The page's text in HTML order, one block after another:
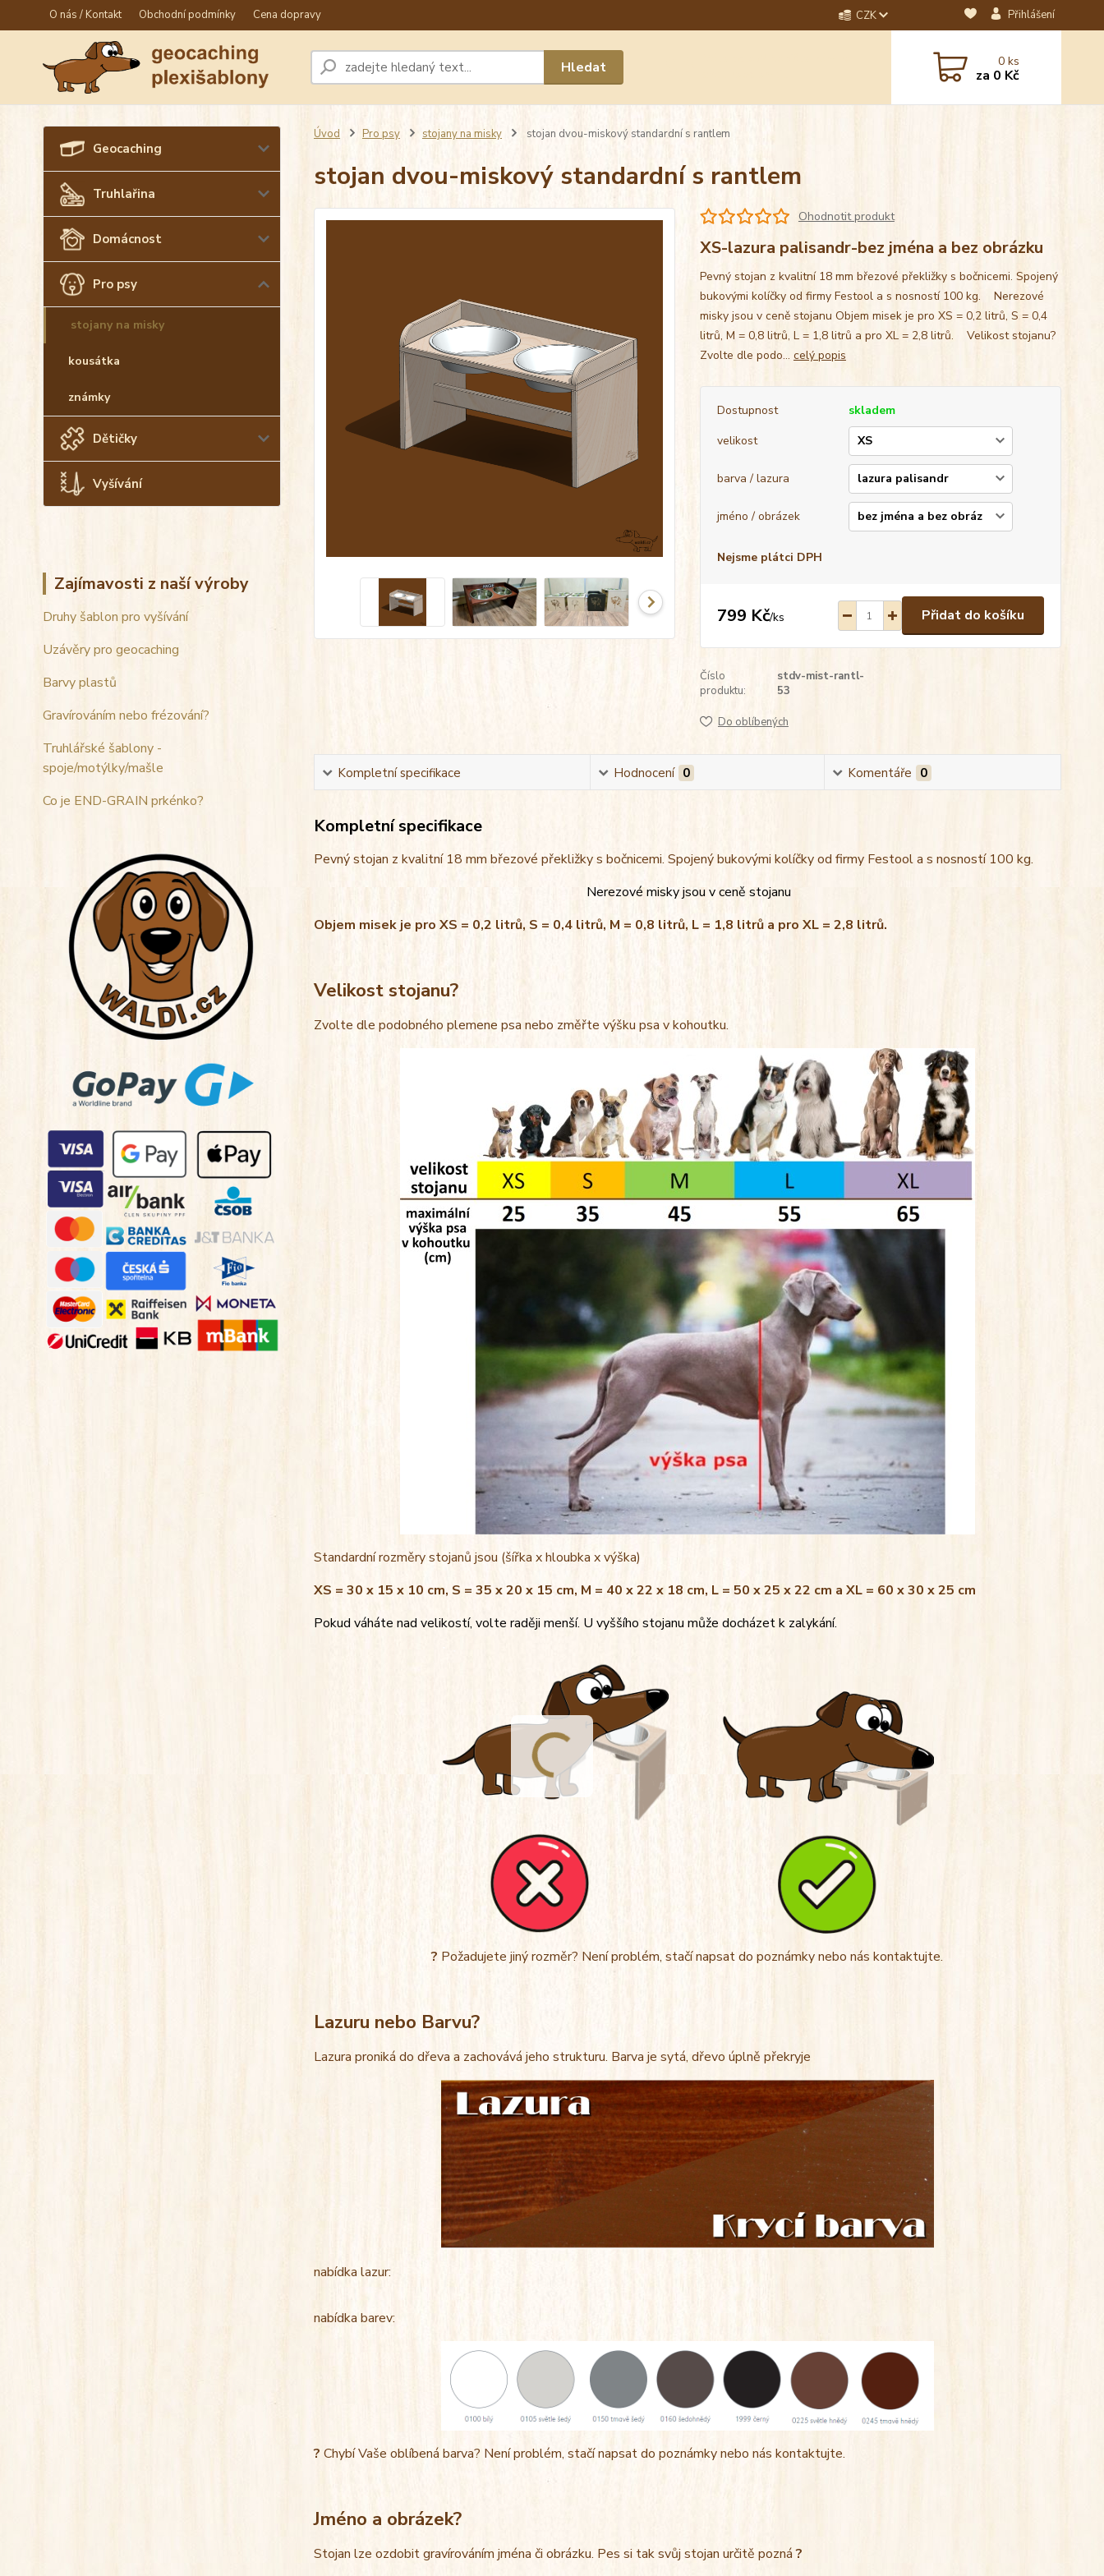
O nás / Kontakt Obchodní podmínky Cena dopravy CZK Přihlášení
Hledat 0ks
za 0 Kč
Geocaching
Truhlařina
Domácnost
Pro psy
stojany na misky
kousátka
známky
Dětičky
Vyšívání
Zajímavosti z naší výroby
Druhy šablon pro vyšívání
Uzávěry pro geocaching
Barvy plastů
Gravírováním nebo frézování?
Truhlářské šablony -
spoje/motýlky/mašle
Co je END-GRAIN prkénko?
Úvod Pro psy stojany na misky stojan dvou-miskový standardní s rantlem
stojan dvou-miskový standardní s rantlem
Ohodnotit produkt
XS-lazura palisandr-bez jména a bez obrázku
Pevný stojan z kvalitní 18 mm březové překližky s bočnicemi. Spojený
bukovými kolíčky od firmy Festool a s nosností 100 kg. Nerezové
misky jsou v ceně stojanu Objem misek je pro XS = 0,2 litrů, S = 0,4
litrů, M = 0,8 litrů, L = 1,8 litrů a pro XL = 2,8 litrů. Velikost stojanu?
Zvolte dle podo... celý popis
Dostupnost
skladem
velikost
barva / lazura
jméno / obrázek
Nejsme plátci DPH
799 Kč/ks Přidat do košíku
Číslo
produktu:
stdv-mist-rantl-
53
Do oblíbených
Kompletní specifikace Hodnocení 0 Komentáře 0
Kompletní specifikace
Pevný stojan z kvalitní 18 mm březové překližky s bočnicemi. Spojený bukovými kolíčky od firmy Festool a s nosností 100 kg.
Nerezové misky jsou v ceně stojanu
Objem misek je pro XS = 0,2 litrů, S = 0,4 litrů, M = 0,8 litrů, L = 1,8 litrů a pro XL = 2,8 litrů.
Velikost stojanu?
Zvolte dle podobného plemene psa nebo změřte výšku psa v kohoutku.
Standardní rozměry stojanů jsou (šířka x hloubka x výška)
XS = 30 x 15 x 10 cm, S = 35 x 20 x 15 cm, M = 40 x 22 x 18 cm, L = 50 x 25 x 22 cm a XL = 60 x 30 x 25 cm
Pokud váháte nad velikostí, volte raději menší. U vyššího stojanu může docházet k zalykání.
? Požadujete jiný rozměr? Není problém, stačí napsat do poznámky nebo nás kontaktujte.
Lazuru nebo Barvu?
Lazura proniká do dřeva a zachovává jeho strukturu. Barva je sytá, dřevo úplně překryje
nabídka lazur:
nabídka barev:
? Chybí Vaše oblíbená barva? Není problém, stačí napsat do poznámky nebo nás kontaktujte.
Jméno a obrázek?
Stojan lze ozdobit gravírováním jména či obrázku. Pes si tak svůj stojan určitě pozná?